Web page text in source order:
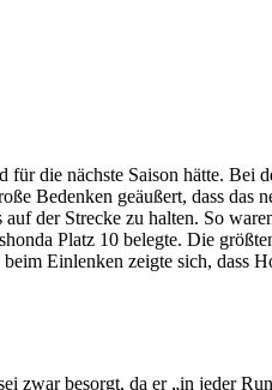
die nächste Saison hätte. Bei
Bedenken geäußert, dass das
der Strecke zu halten. So
Platz 10 belegte. Die
Einlenken zeigte sich, dass
zwar besorgt, da er „in jeder